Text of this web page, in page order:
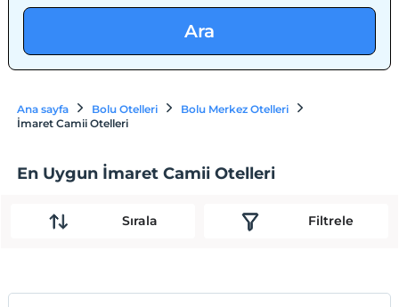
Ara
Ana sayfa Bolu Otelleri
Bolu Merkez Otelleri
İmaret Camii Otelleri
En Uygun İmaret Camii Otelleri
Sırala Filtrele